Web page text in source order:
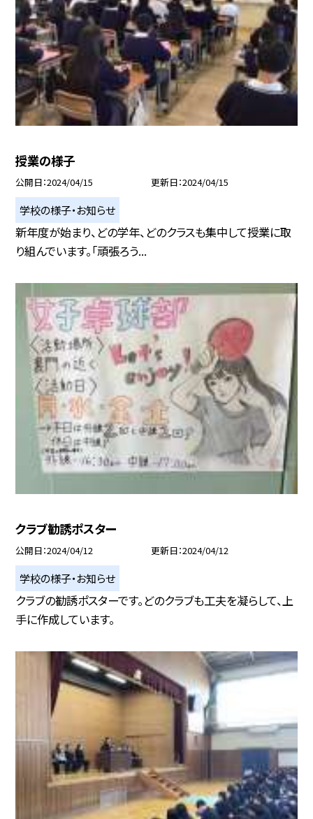
授業の様子
公開日 2024/04/15 更新日 2024/04/15
学校の様子・お知らせ
新年度が始まり、どの学年、どのクラスも集中して授業に取
り組んでいます。「頑張ろう...
クラブ勧誘ポスター
公開日 2024/04/12 更新日 2024/04/12
学校の様子・お知らせ
クラブの勧誘ポスターです。どのクラブも工夫を凝らして、上
手に作成しています。